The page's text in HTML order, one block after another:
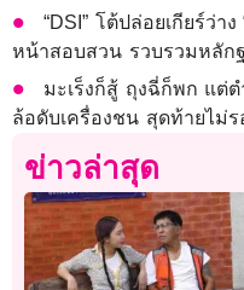
“DSI” โต้ปล่อยเกียร์ว่า
หน้าสอบสวน รวบรวมหลัก
มะเร็งก็สู้ ถุงฉี่ก็พก แต่
ล้อดับเครื่องชน สุดท้ายไม่ร
ข่าวล่าสุด